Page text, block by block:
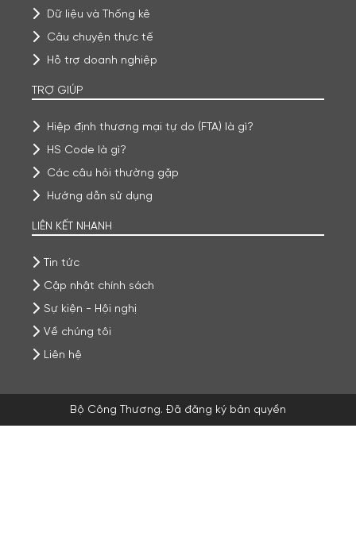
Dữ liệu và Thống kê
Câu chuyện thực tế
Hỗ trợ doanh nghiệp
TRỢ GIÚP
Hiệp định thương mại tự do (FTA) là gì?
HS Code là gì?
Các câu hỏi thường gặp
Hướng dẫn sử dụng
LIÊN KẾT NHANH
Tin tức
Cập nhật chính sách
Sự kiện - Hội nghị
Về chúng tôi
Liên hệ
Bộ Công Thương. Đã đăng ký bản quyền